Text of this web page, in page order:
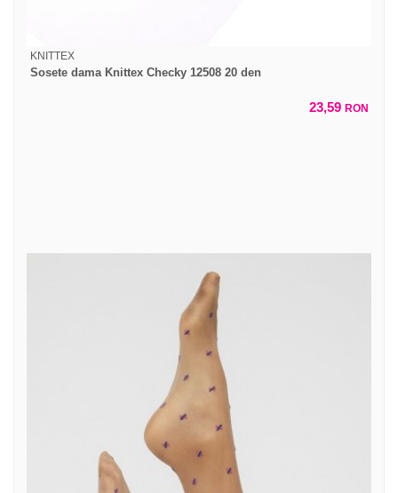
KNITTEX
Sosete dama Knittex Checky 12508 20 den
23,59 RON